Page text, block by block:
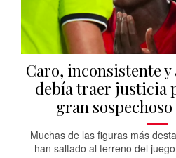
Caro, inconsistente
debía traer justicia
gran
Muchas de las figuras más
han saltado al terreno del